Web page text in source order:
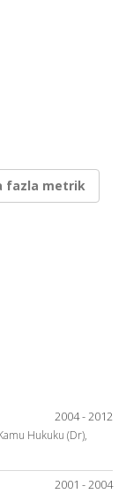
fazla metrik
2004 - 2012
Hukuku (Dr),
2001 - 2004